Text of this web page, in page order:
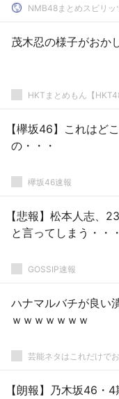
NMB48まとめスピリッ
茂木忍の様子がおか
HKTまとめもん【
【欅坂46】これはど
の・・・
欅坂46速報
【悲報】松本人志、
と言ってしまう・・・
GOSSIP速報
ハナマルバチが良い
ｗｗｗｗｗｗｗ
芸能ネタはこれだけでお
【朗報】乃木坂46・